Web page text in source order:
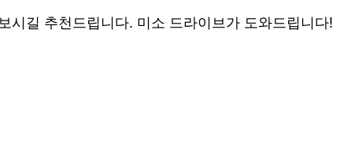
시길 추천드립니다. 미소 드라이브가 도와드립니다!